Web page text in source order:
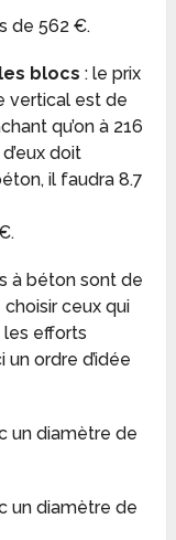
de 562 €.
blocs : le prix
vertical est de
qu’on à 216
doit
il faudra 8.7
à béton sont de
ceux qui
efforts
ordre d’idée
un diamètre de
un diamètre de